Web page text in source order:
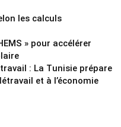
les calculs
» pour accélérer
: La Tunisie prépare
et à l’économie